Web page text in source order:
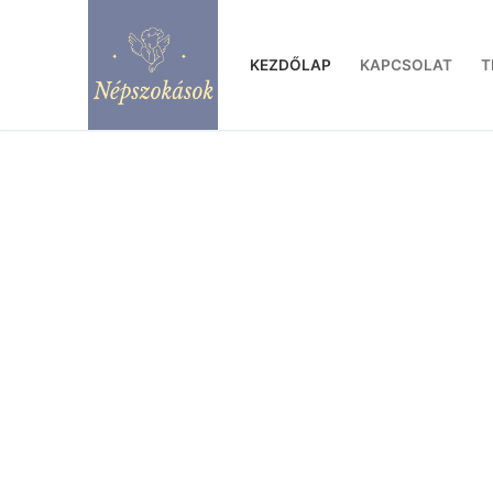
KEZDŐLAP KAPCSOLAT